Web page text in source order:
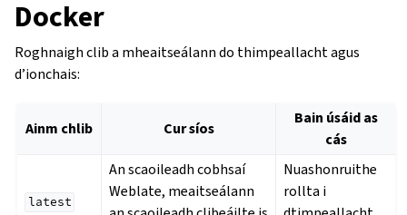
Docker
Roghnaigh clib a mheaitseálann do thimpeallacht agus
d’ionchais:
Ainm chlib Cur síos
Bain úsáid as
cás
latest
An scaoileadh cobhsaí
Weblate, meaitseálann
Nuashonruithe
rollta i